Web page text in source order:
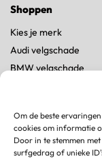
Om de beste
cookies om informatie
Door in te stemmen
surfgedrag of unieke
Shoppen
Kies je merk
Audi velgschade
BMW velgschade
Land Rover
Porsche velgschade
Tesla velgschade